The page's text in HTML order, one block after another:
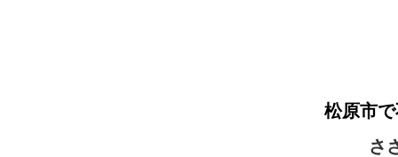
松原市
さ